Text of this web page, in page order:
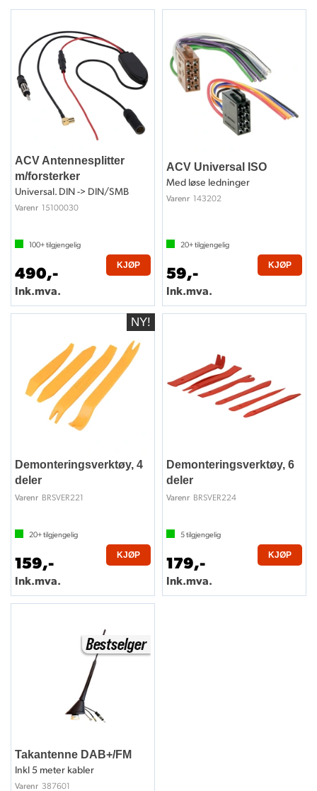
ACV Antennesplitter
m/forsterker
Universal. DIN -> DIN/SMB
Varenr 15100030
100+tilgjengelig
490,-
Ink.mva.
KJØP
ACV Universal ISO
Med løse ledninger
Varenr 143202
20+tilgjengelig
59,-
Ink.mva.
KJØP
Demonteringsverktøy, 4
deler
Varenr BRSVER221
20+tilgjengelig
159,-
Ink.mva.
KJØP
Demonteringsverktøy, 6
deler
Varenr BRSVER224
5tilgjengelig
179,-
Ink.mva.
KJØP
Takantenne DAB+/FM
Inkl 5 meter kabler
Varenr 387601